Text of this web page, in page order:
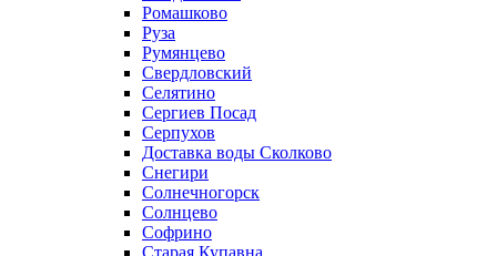
Ромашково
Руза
Румянцево
Свердловский
Селятино
Сергиев Посад
Серпухов
Доставка воды Сколково
Снегири
Солнечногорск
Солнцево
Софрино
Старая Купавна